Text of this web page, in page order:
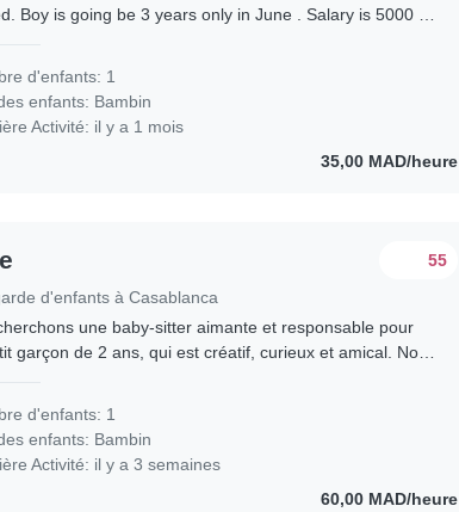
Boy is going be 3 years only in June . Salary is 5000 to
d'enfants: 1
enfants: Bambin
Activité: il y a 1 mois
35,00 MAD/heure
d'enfants à Casablanca
55
une baby-sitter aimante et responsable pour
garçon de 2 ans, qui est créatif, curieux et amical. Nous
d'enfants: 1
enfants: Bambin
Activité: il y a 3 semaines
60,00 MAD/heure